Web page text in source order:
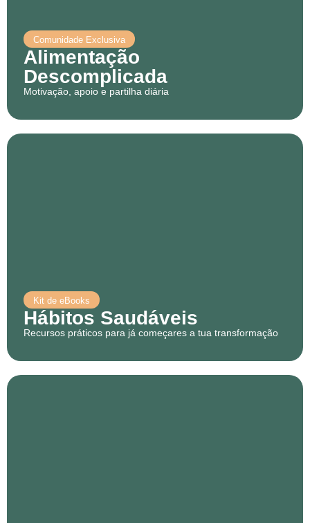
Comunidade Exclusiva
Alimentação
Descomplicada
Motivação, apoio e partilha diária
Kit de eBooks
Hábitos Saudáveis
Recursos práticos para já começares a tua transformação